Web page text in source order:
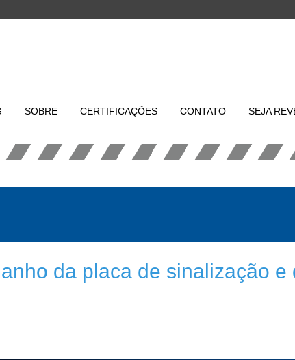
SOBRE CERTIFICAÇÕES CONTATO SEJA
da placa de sinalização e